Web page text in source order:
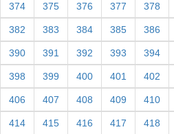
374 375 376 377 378
382 383 384 385 386
390 391 392 393 394
398 399 400 401 402
406 407 408 409 410
414 415 416 417 418